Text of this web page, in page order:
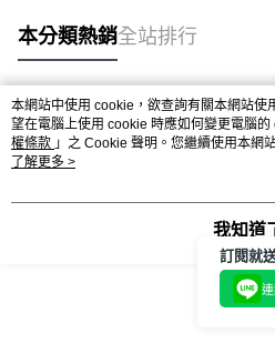
本分類熱銷全站排行
熱門標籤
本網站中使用 cookie，欲查詢有關本網站使
望在電腦上使用 cookie 時應如何變更電腦
權條款 」之 Cookie 聲明。您繼續使用本網
用條款之 Cookie 聲明使用 cookie。
了解更多 >
我知道
訂閱就